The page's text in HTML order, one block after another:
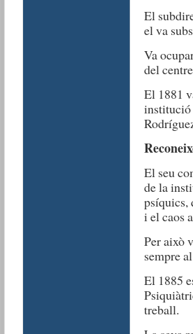
El
el va
Va
del
El 1881
institució
El seu
de la
psíquics,
i el caos
Per això
sempre
El 1885
treball.